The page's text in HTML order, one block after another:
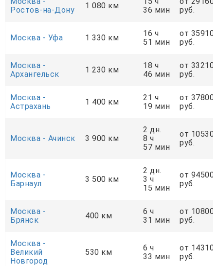
Ростов-на-Дону
1 080 км
36 мин
руб.
Москва - Уфа 1 330 км
16 ч
51 мин
от 35910
руб.
Москва -
Архангельск
1 230 км
18 ч
46 мин
от 33210
руб.
Москва -
Астрахань
1 400 км
21 ч
19 мин
от 37800
руб.
Москва - Ачинск 3 900 км
2 дн.
8 ч
57 мин
от
руб.
Москва -
Барнаул
3 500 км
2 дн.
3 ч
15 мин
от 94500
руб.
Москва -
Брянск
400 км
6 ч
31 мин
от 10800
руб.
Москва -
Великий
Новгород
530 км
6 ч
33 мин
от 14310
руб.